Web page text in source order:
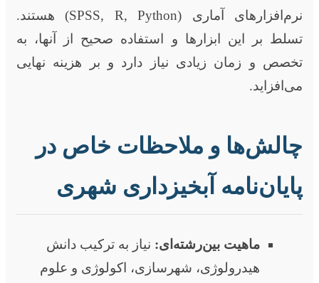
نرم‌افزارهای آماری (SPSS, R, Python) هستند.
تسلط بر این ابزارها و استفاده صحیح از آنها، به
تخصص و زمان زیادی نیاز دارد و بر هزینه نهایی
می‌افزاید.
چالش‌ها و ملاحظات خاص در
پایان‌نامه آبخیزداری شهری
ماهیت بین‌رشته‌ای: نیاز به ترکیب دانش
هیدرولوژی، شهرسازی، اکولوژی و علوم